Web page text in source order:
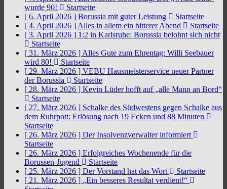
wurde 90!
Startseite
[ 6. April 2026 ] Borussia mit guter Leistung
Startseite
[ 4. April 2026 ] Alles in allem ein bitterer Abend
Startseite
[ 3. April 2026 ] 1:2 in Karlsruhe: Borussia belohnt sich nicht
Startseite
[ 31. März 2026 ] Alles Gute zum Ehrentag: Willi Seebauer
wird 80!
Startseite
[ 29. März 2026 ] VEBU Hausmeisterservice neuer Partner
der Borussia
Startseite
[ 28. März 2026 ] Kevin Lüder hofft auf „alle Mann an Bord“
Startseite
[ 27. März 2026 ] Schalke des Südwestens gegen Schalke aus
dem Ruhrpott: Erlösung nach 19 Ecken und 88 Minuten
Startseite
[ 26. März 2026 ] Der Insolvenzverwalter informiert
Startseite
[ 26. März 2026 ] Erfolgreiches Wochenende für die
Borussen-Jugend
Startseite
[ 25. März 2026 ] Der Vorstand hat das Wort
Startseite
[ 21. März 2026 ] „Ein besseres Resultat verdient!“